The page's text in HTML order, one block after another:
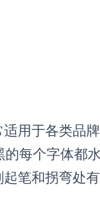
用于各类品
每个字体都
笔和拐弯处